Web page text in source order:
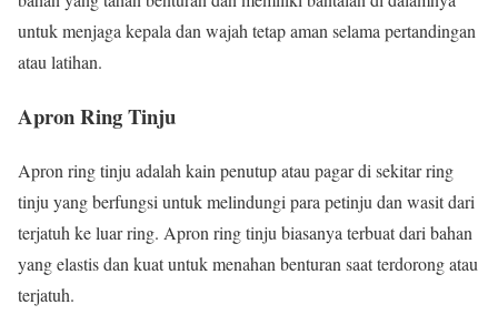
untuk menjaga kepala dan wajah tetap aman selama pertandingan
atau latihan.
Apron Ring Tinju
Apron ring tinju adalah kain penutup atau pagar di sekitar ring
tinju yang berfungsi untuk melindungi para petinju dan wasit dari
terjatuh ke luar ring. Apron ring tinju biasanya terbuat dari bahan
yang elastis dan kuat untuk menahan benturan saat terdorong atau
terjatuh.